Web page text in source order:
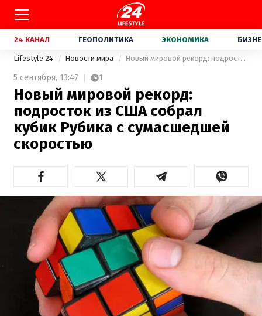
24 КАНАЛ ГЕОПОЛИТИКА ЭКОНОМИКА
Lifestyle 24 Новости мира Новый мировой рекорд: подросток из США собрал кубик Рубика с сумасшедшей скоростью
5 сентября, 13:47 1
Новый мировой рекорд:
подросток из США собрал
кубик Рубика с сумасшедшей
скоростью